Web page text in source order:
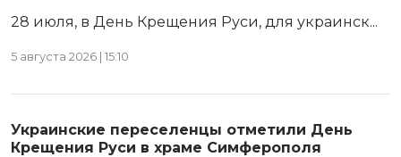
28 июля, в День Крещения Руси, для украинск...
5 августа 2026 | 15:10
Украинские переселенцы отметили День
Крещения Руси в храме Симферополя